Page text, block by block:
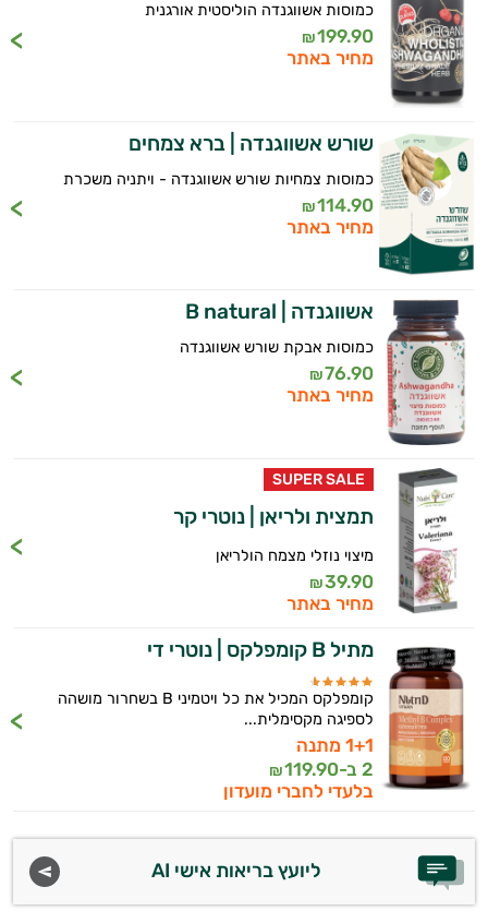
כמוסות אשווגנדה הוליסטית אורגנית
199.90
₪
מחיר באתר
שורש אשווגנדה | ברא צמחים
כמוסות צמחיות שורש אשווגנדה - ויתניה משכרת
114.90
₪
מחיר באתר
אשווגנדה | B natural
כמוסות אבקת שורש אשווגנדה
76.90
₪
מחיר באתר
SUPER SALE
תמצית ולריאן | נוטרי קר
מיצוי נוזלי מצמח הולריאן
39.90
₪
מחיר באתר
מתיל B קומפלקס | נוטרי די
קומפלקס המכיל את כל ויטמיני B בשחרור מושהה
לספיגה מקסימלית...
1+1 מתנה
2 ב-
119.90
₪
בלעדי לחברי מועדון
ליועץ בריאות אישי AI